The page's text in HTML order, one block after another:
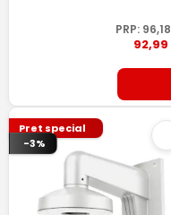
PRP: 96,18
92,99
Pret special
-3%